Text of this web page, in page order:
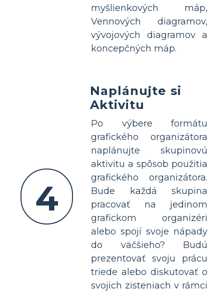
myšlienkových máp,
Vennových diagramov,
vývojových diagramov a
koncepčných máp.
4
Naplánujte si
Aktivitu
Po výbere formátu
grafického organizátora
naplánujte skupinovú
aktivitu a spôsob použitia
grafického organizátora.
Bude každá skupina
pracovať na jedinom
grafickom organizéri
alebo spojí svoje nápady
do väčšieho? Budú
prezentovať svoju prácu
triede alebo diskutovať o
svojich zisteniach v rámci